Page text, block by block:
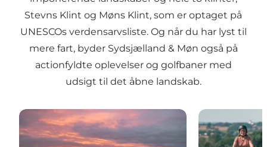
Stevns Klint og Møns Klint, som er optaget på
UNESCOs verdensarvsliste. Og når du har lyst til
mere fart, byder Sydsjælland & Møn også på
actionfyldte oplevelser og golfbaner med
udsigt til det åbne landskab.
Her begynder naturoplevelserne Cykelferie på